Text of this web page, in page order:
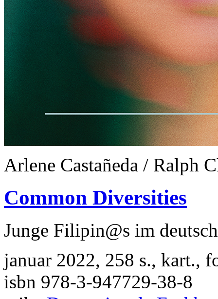
Arlene Castañeda / Ralph
Common Diversities
Junge Filipin@s im
januar 2022, 258 s., kart.,
isbn 978-3-947729-38-8